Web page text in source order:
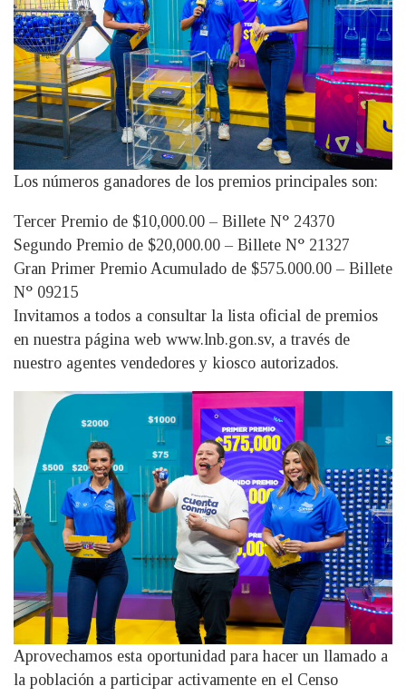
Los números ganadores de los premios principales son:
Tercer Premio de $10,000.00 – Billete N° 24370
Segundo Premio de $20,000.00 – Billete N° 21327
Gran Primer Premio Acumulado de $575.000.00 – Billete
N° 09215
Invitamos a todos a consultar la lista oficial de premios
en nuestra página web www.lnb.gon.sv, a través de
nuestro agentes vendedores y kiosco autorizados.
Aprovechamos esta oportunidad para hacer un llamado a
la población a participar activamente en el Censo